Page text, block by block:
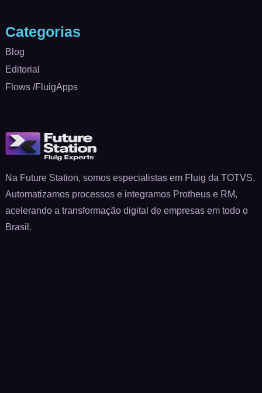
Categorias
Blog
Editorial
Flows /FluigApps
Na Future Station, somos especialistas em Fluig da TOTVS.
Automatizamos processos e integramos Protheus e RM,
acelerando a transformação digital de empresas em todo o
Brasil.